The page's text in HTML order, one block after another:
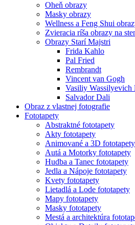
Oheň obrazy
Masky obrazy
Wellness a Feng Shui
Zvieracia ríša obrazy na
Obrazy Starí Majstri
Frida Kahlo
Pal Fried
Rembrandt
Vincent van Gogh
Vasiliy Wassilyevich
Salvador Dali
Obraz z vlastnej fotografie
Fototapety
Abstraktné fototapety
Akty fototapety
Animované a 3D fototapety
Autá a Motorky fototapety
Hudba a Tanec fototapety
Jedla a Nápoje fototapety
Kvety fototapety
Lietadlá a Lode fototapety
Mapy fototapety
Masky fototapety
Mestá a architektúra